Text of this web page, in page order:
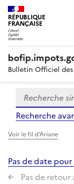
RÉPUBLIQUE
FRANÇAISE
Bulletin Officiel
Formulaire
de
recherche
Recherche
Recherche
Voir le fil d'Ariane
Pas de date
Pas de retour